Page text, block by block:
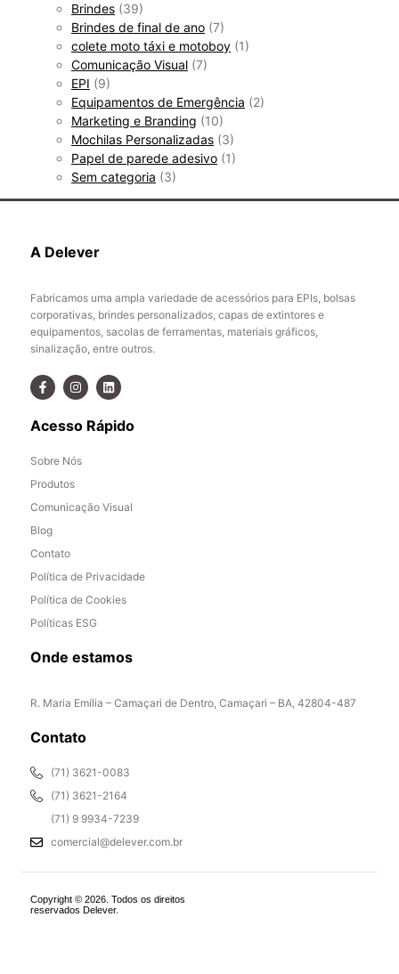
Brindes (39)
Brindes de final de ano (7)
colete moto táxi e motoboy (1)
Comunicação Visual (7)
EPI (9)
Equipamentos de Emergência (2)
Marketing e Branding (10)
Mochilas Personalizadas (3)
Papel de parede adesivo (1)
Sem categoria (3)
A Delever
Fabricamos uma ampla variedade de acessórios para EPIs, bolsas
corporativas, brindes personalizados, capas de extintores e
equipamentos, sacolas de ferramentas, materiais gráficos,
sinalização, entre outros.
Acesso Rápido
Sobre Nós
Produtos
Comunicação Visual
Blog
Contato
Política de Privacidade
Política de Cookies
Políticas ESG
Onde estamos
R. Maria Emília – Camaçari de Dentro, Camaçari – BA, 42804-487
Contato
(71) 3621-0083
(71) 3621-2164
(71) 9 9934-7239
comercial@delever.com.br
Copyright © 2026. Todos os direitos
reservados Delever.